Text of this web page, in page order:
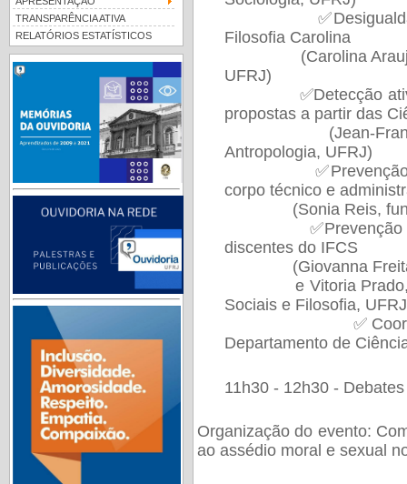
TRANSPARÊNCIA ATIVA
RELATÓRIOS ESTATÍSTICOS
✅Desigualdades
Filosofia Carolina
(Carolina Araujo,
UFRJ)
✅Detecção ativa
propostas a partir das
(Jean-François
Antropologia, UFRJ)
✅Prevenção e
corpo técnico e
(Sonia Reis,
✅Prevenção e
discentes do IFCS
(Giovanna Freitas,
e Vitoria Prado,
Sociais e Filosofia,
✅Coordenação
Departamento de
11h30 - 12h30 - Debates
Organização do evento:
ao assédio moral e sexual